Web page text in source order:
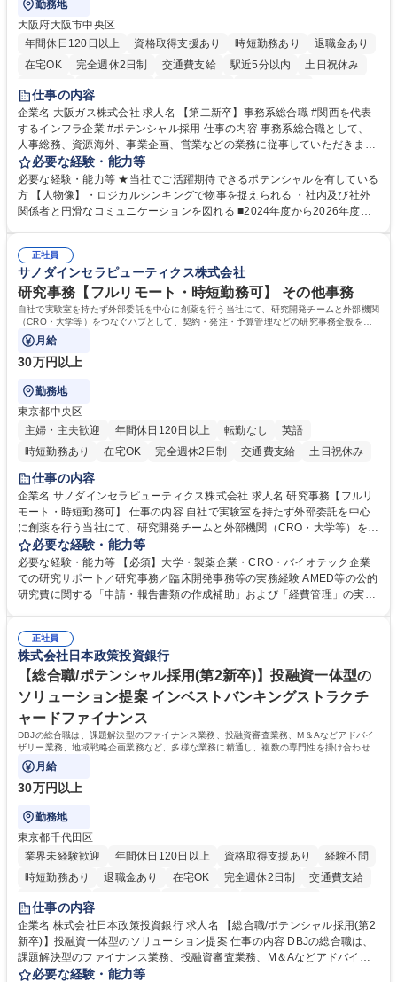
勤務地
大阪府大阪市中央区
年間休日120日以上
資格取得支援あり 時短勤務あり
退職金あり
在宅OK
完全週休2日制 交通費支給 駅近5分以内
土日祝休み
服装自由
第二新卒歓迎
仕事の内容
企業名 大阪ガス株式会社 求人名 【第二新卒】事務系総合職 #関西を代表
するインフラ企業 #ポテンシャル採用 仕事の内容 事務系総合職として、
人事総務、資源海外、事業企画、営業などの業務に従事していただきま
す。 【業務内容の一例】■所属事業部の勤労業務 ■海外に関係する各種業
務 ■営業部門の企画スタッフ、ルート営業 【キャリアパス】入社後の配属
ポジションで一定期間ご活躍頂いた後、本人の適性及び将来のキャリアを
鑑みてジョブローテーションを行います。 【育成】OJTでの現場育成や研
表するインフラ企業 #ポテンシャル採用
必要な経験・能力等
必要な経験・能力等 ★当社でご活躍期待できるポテンシャルを有している
方 【人物像】・ロジカルシンキングで物事を捉えられる ・社内及び社外
関係者と円滑なコミュニケーションを図れる ■2024年度から2026年度ま
72.html ■エネルギーセキュリティの不安定化や気候変動による自然災害の
甚大化など、これまで以上に社会課題解決の重要性が高まっています。
「未来の日常」の創造に向けて持続可能な社会の実現に貢献してまいりま
す。 学歴・資格 学歴：大学院 大学 語学力： 資格：
正社員
サノダインセラピューティクス株式会社
研究事務【フルリモート・時短勤務可】 その他事務
自社で実験室を持たず外部委託を中心に創薬を行う当社にて、研究開発チームと外部機関
（CRO・大学等）をつなぐハブとして、契約・発注・予算管理などの研究事務全般をお
任せします。
月給
30万円以上
勤務地
東京都中央区
主婦・主夫歓迎
年間休日120日以上 転勤なし
英語
時短勤務あり
在宅OK 完全週休2日制 交通費支給 土日祝休み
仕事の内容
企業名 サノダインセラピューティクス株式会社 求人名 研究事務【フルリ
モート・時短勤務可】 仕事の内容 自社で実験室を持たず外部委託を中心
に創薬を行う当社にて、研究開発チームと外部機関（CRO・大学等）をつ
なぐハブとして、契約・発注・予算管理などの研究事務全般をお任せしま
す。 ■見積取得、発注、検収、請求処理等の事務手続き ■委託先との定例
会議の調整・アジェンダ準備・議事録作成 ■研究報告書、試験関連資料、
SOP等の整備・版管理・保管 ■研究開発の進捗・タイムライン・予算執行
集職種 研究事務【フルリモート・時短勤務可】
必要な経験・能力等
必要な経験・能力等 【必須】大学・製薬企業・CRO・バイオテック企業
での研究サポート／研究事務／臨床開発事務等の実務経験 AMED等の公的
研究費に関する「申請・報告書類の作成補助」および「経費管理」の実務
き方について】フルリモートやハイブリッド勤務、時短勤務など個々のラ
イフスタイルに応じた柔軟な働き方が可能です。育児や介護との両立も応
援します。 学歴・資格 学歴：大学院 大学 語学力： 資格：
正社員
株式会社日本政策投資銀行
【総合職/ポテンシャル採用(第2新卒)】投融資一体型の
ソリューション提案 インベストバンキングストラクチ
ャードファイナンス
DBJの総合職は、課題解決型のファイナンス業務、投融資審査業務、M＆Aなどアドバイ
ザリー業務、地域戦略企画業務など、多様な業務に精通し、複数の専門性を掛け合わせて
広く社会に貢献していく職種です。
月給
30万円以上
勤務地
東京都千代田区
業界未経験歓迎
年間休日120日以上 資格取得支援あり
経験不問
時短勤務あり
退職金あり 在宅OK 完全週休2日制
交通費支給
駅近5分以内
食事補助あり
託児所あり
仕事の内容
企業名 株式会社日本政策投資銀行 求人名 【総合職/ポテンシャル採用(第2
新卒)】投融資一体型のソリューション提案 仕事の内容 DBJの総合職は、
課題解決型のファイナンス業務、投融資審査業務、M＆Aなどアドバイザ
リー業務、地域戦略企画業務など、多様な業務に精通し、複数の専門性を
必要な経験・能力等